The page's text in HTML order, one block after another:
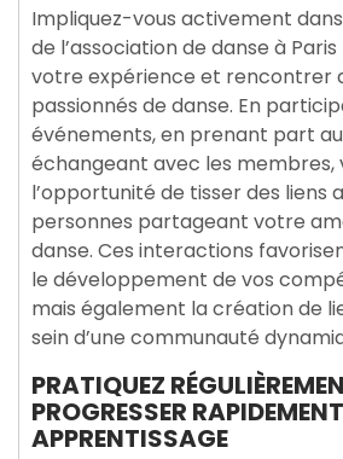
Impliquez-vous activement
de l’association de danse à
votre expérience et rencontrer
passionnés de danse. En
événements, en prenant part
échangeant avec les membres,
l’opportunité de tisser des liens
personnes partageant votre
danse. Ces interactions
le développement de vos
mais également la création de
sein d’une communauté
PRATIQUEZ
PROGRESSER
APPRENTISSAGE